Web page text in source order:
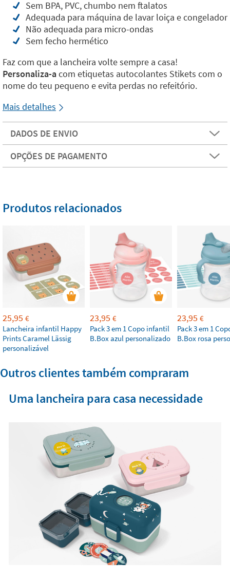
Sem BPA, PVC, chumbo nem ftalatos
Adequada para máquina de lavar loiça e congelador
Não adequada para micro-ondas
Sem fecho hermético
Faz com que a lancheira volte sempre a casa!
Personaliza-acom etiquetas autocolantes Stikets com o
nome do teu pequeno e evita perdas no refeitório.
Mais detalhes
DADOS DE ENVIO
OPÇÕES DE PAGAMENTO
Produtos relacionados
25,95 €
Lancheira infantil Happy
Prints Caramel Lässig
personalizável
23,95 €
Pack 3 em 1 Copo infantil
B.Box azul personalizado
23,95 €
Pack 3 em 1
B.Box rosa
Outros clientes também compraram
Uma lancheira para casa necessidade